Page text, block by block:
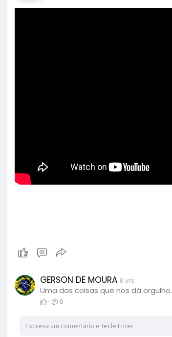
GERSON DE MOURA 6 yrs
Uma das coisas que nos dá orgulho.
· 0